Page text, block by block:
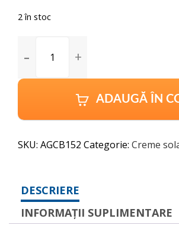
2 în stoc
Gold
Faces
ml
ADAUGĂ ÎN
SKU: AGCB152 Categorie: Creme
DESCRIERE
INFORMAȚII SUPLIMENTARE